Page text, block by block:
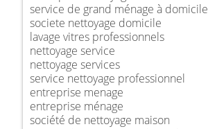
service de grand ménage à domicile
societe nettoyage domicile
lavage vitres professionnels
nettoyage service
nettoyage services
service nettoyage professionnel
entreprise menage
entreprise ménage
société de nettoyage maison